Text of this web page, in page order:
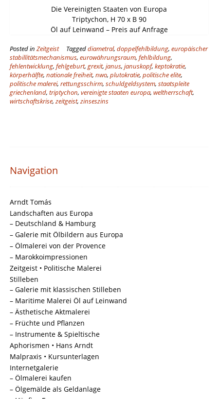
Die Vereinigten Staaten von Europa
Triptychon, H 70 x B 90
Öl auf Leinwand – Preis auf Anfrage
Posted in Zeitgeist Taggeddiametral, doppelfehlbildung, europäischer
stabillitätsmechanismus, eurowährungsraum, fehlbildung,
fehlentwicklung, fehlgeburt,grexit, janus, januskopf, keptokratie,
körperhälfte, nationale freiheit, nwo, plutokratie, politische elite,
politische malerei, rettungsschirm, schuldgeldsystem, staatspleite
griechenland, triptychon, vereinigte staaten europa, weltherrschaft,
wirtschaftskrise, zeitgeist, zinseszins
Navigation
Arndt Tomás
Landschaften aus Europa
– Deutschland & Hamburg
– Galerie mit Ölbildern aus Europa
– Ölmalerei von der Provence
– Marokkoimpressionen
Zeitgeist • Politische Malerei
Stilleben
– Galerie mit klassischen Stilleben
– Maritime Malerei Öl auf Leinwand
– Ästhetische Aktmalerei
– Früchte und Pflanzen
– Instrumente & Spieltische
Aphorismen • Hans Arndt
Malpraxis • Kursunterlagen
Internetgalerie
– Ölmalerei kaufen
– Ölgemälde als Geldanlage